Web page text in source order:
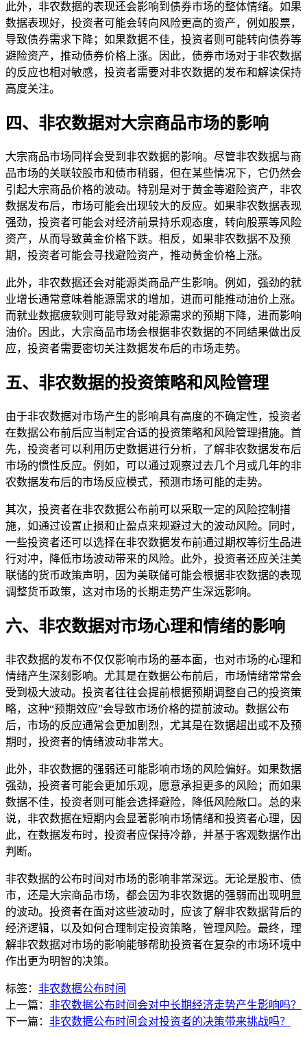
此外，非农数据的表现还会影响到债券市场的整体情绪。如果
数据表现好，投资者可能会转向风险更高的资产，例如股票，
导致债券需求下降；如果数据不佳，投资者则可能转向债券等
避险资产，推动债券价格上涨。因此，债券市场对于非农数据
的反应也相对敏感，投资者需要对非农数据的发布和解读保持
高度关注。
四、非农数据对大宗商品市场的影响
大宗商品市场同样会受到非农数据的影响。尽管非农数据与商
品市场的关联较股市和债市稍弱，但在某些情况下，它仍然会
引起大宗商品价格的波动。特别是对于黄金等避险资产，非农
数据发布后，市场可能会出现较大的反应。如果非农数据表现
强劲，投资者可能会对经济前景持乐观态度，转向股票等风险
资产，从而导致黄金价格下跌。相反，如果非农数据不及预
期，投资者可能会寻找避险资产，推动黄金价格上涨。
此外，非农数据还会对能源类商品产生影响。例如，强劲的就
业增长通常意味着能源需求的增加，进而可能推动油价上涨。
而就业数据疲软则可能导致对能源需求的预期下降，进而影响
油价。因此，大宗商品市场会根据非农数据的不同结果做出反
应，投资者需要密切关注数据发布后的市场走势。
五、非农数据的投资策略和风险管理
由于非农数据对市场产生的影响具有高度的不确定性，投资者
在数据公布前后应当制定合适的投资策略和风险管理措施。首
先，投资者可以利用历史数据进行分析，了解非农数据发布后
市场的惯性反应。例如，可以通过观察过去几个月或几年的非
农数据发布后的市场反应模式，预测市场可能的走势。
其次，投资者在非农数据公布前可以采取一定的风险控制措
施，如通过设置止损和止盈点来规避过大的波动风险。同时，
一些投资者还可以选择在非农数据发布前通过期权等衍生品进
行对冲，降低市场波动带来的风险。此外，投资者还应关注美
联储的货币政策声明，因为美联储可能会根据非农数据的表现
调整货币政策，这对市场的长期走势产生深远影响。
六、非农数据对市场心理和情绪的影响
非农数据的发布不仅仅影响市场的基本面，也对市场的心理和
情绪产生深刻影响。尤其是在数据公布前后，市场情绪常常会
受到极大波动。投资者往往会提前根据预期调整自己的投资策
略，这种“预期效应”会导致市场价格的提前波动。数据公布
后，市场的反应通常会更加剧烈，尤其是在数据超出或不及预
期时，投资者的情绪波动非常大。
此外，非农数据的强弱还可能影响市场的风险偏好。如果数据
强劲，投资者可能会更加乐观，愿意承担更多的风险；而如果
数据不佳，投资者则可能会选择避险，降低风险敞口。总的来
说，非农数据在短期内会显著影响市场情绪和投资者心理，因
此，在数据发布时，投资者应保持冷静，并基于客观数据作出
判断。
非农数据的公布时间对市场的影响非常深远。无论是股市、债
市，还是大宗商品市场，都会因为非农数据的强弱而出现明显
的波动。投资者在面对这些波动时，应该了解非农数据背后的
经济逻辑，以及如何合理制定投资策略，管理风险。最终，理
解非农数据对市场的影响能够帮助投资者在复杂的市场环境中
作出更为明智的决策。
标签： 非农数据公布时间
上一篇： 非农数据公布时间会对中长期经济走势产生影响吗？
下一篇： 非农数据公布时间会对投资者的决策带来挑战吗？